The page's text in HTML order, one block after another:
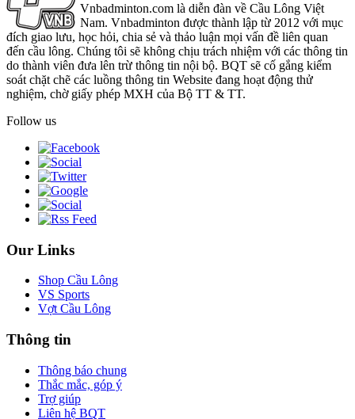
Vnbadminton.com là diễn đàn về Cầu Lông Việt
Nam. Vnbadminton được thành lập từ 2012 với mục
đích giao lưu, học hỏi, chia sẻ và thảo luận mọi vấn đề liên quan
đến cầu lông. Chúng tôi sẽ không chịu trách nhiệm với các thông tin
do thành viên đưa lên trừ thông tin nội bộ. BQT sẽ cố gắng kiểm
soát chặt chẽ các luồng thông tin Website đang hoạt động thử
nghiệm, chờ giấy phép MXH của Bộ TT & TT.
Follow us
Our Links
Shop Cầu Lông
VS Sports
Vợt Cầu Lông
Thông tin
Thông báo chung
Thắc mắc, góp ý
Trợ giúp
Liên hệ BQT